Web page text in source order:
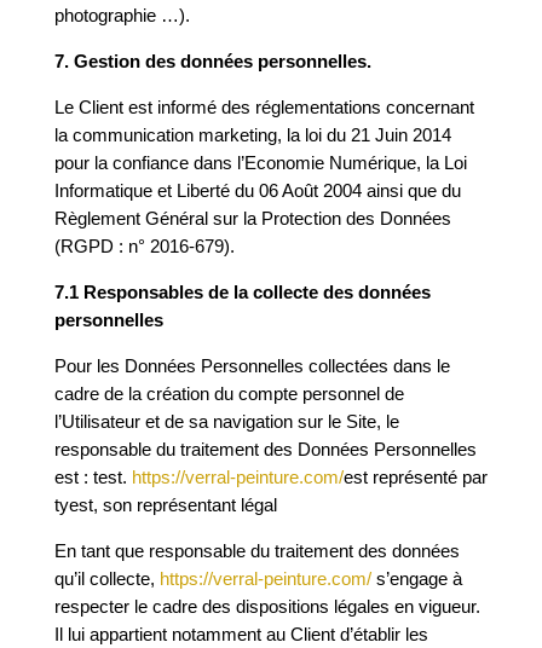
photographie …).
7. Gestion des données personnelles.
Le Client est informé des réglementations concernant
la communication marketing, la loi du 21 Juin 2014
pour la confiance dans l’Economie Numérique, la Loi
Informatique et Liberté du 06 Août 2004 ainsi que du
Règlement Général sur la Protection des Données
(RGPD : n° 2016-679).
7.1 Responsables de la collecte des données
personnelles
Pour les Données Personnelles collectées dans le
cadre de la création du compte personnel de
l’Utilisateur et de sa navigation sur le Site, le
responsable du traitement des Données Personnelles
est : test. https://verral-peinture.com/est représenté par
tyest, son représentant légal
En tant que responsable du traitement des données
qu’il collecte, https://verral-peinture.com/ s’engage à
respecter le cadre des dispositions légales en vigueur.
Il lui appartient notamment au Client d’établir les